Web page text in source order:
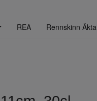
REA Rennskinn Äkta